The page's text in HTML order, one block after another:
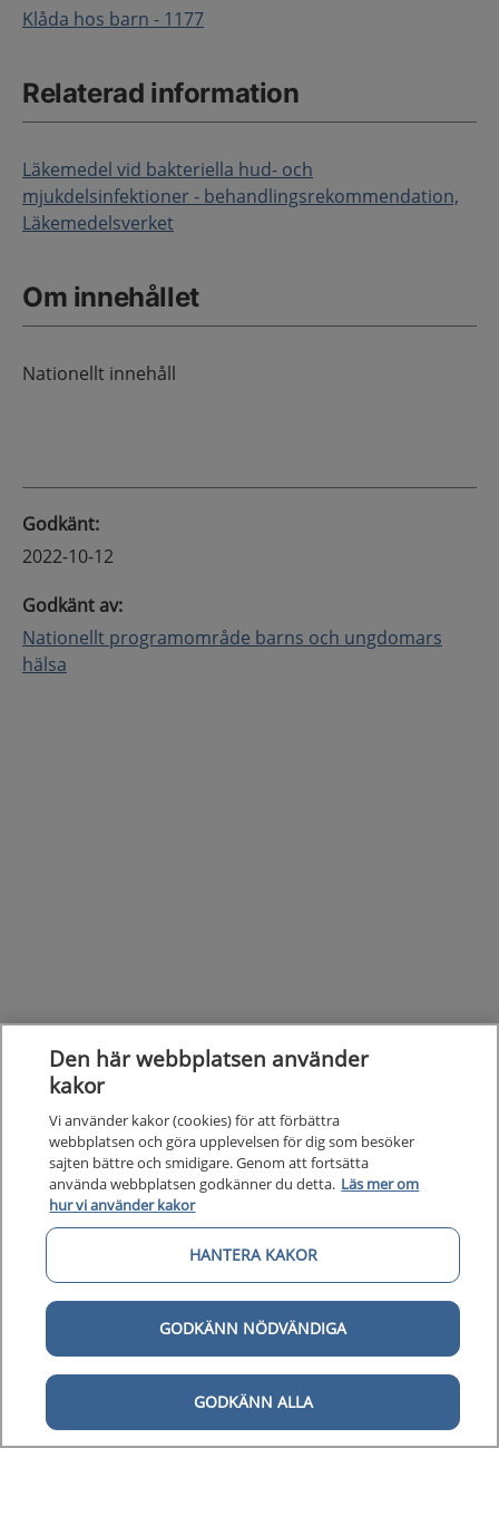
Klåda hos barn - 1177
Relaterad information
Läkemedel vid bakteriella hud- och
mjukdelsinfektioner - behandlingsrekommendation,
Läkemedelsverket
Om innehållet
Nationellt innehåll
Godkänt:
2022-10-12
Godkänt av:
Nationellt programområde barns och ungdomars
hälsa
Den här webbplatsen använder
kakor
Vi använder kakor (cookies) för att förbättra
webbplatsen och göra upplevelsen för dig som besöker
sajten bättre och smidigare. Genom att fortsätta
använda webbplatsen godkänner du detta. Läs mer om
hur vi använder kakor
HANTERA KAKOR
GODKÄNN NÖDVÄNDIGA
GODKÄNN ALLA